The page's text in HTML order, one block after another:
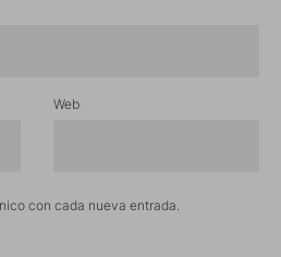
Web
con cada nueva entrada.